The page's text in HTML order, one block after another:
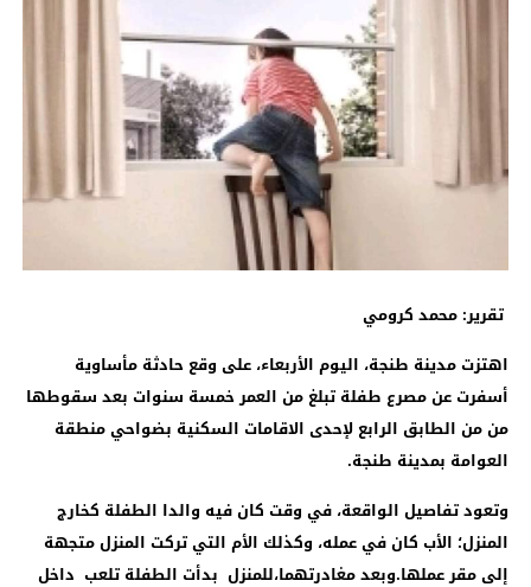
تقرير: محمد كرومي
اهتزت مدينة طنجة، اليوم الأربعاء، على وقع حادثة مأساوية
أسفرت عن مصرع طفلة تبلغ من العمر خمسة سنوات بعد سقوطها
من من الطابق الرابع لإحدى الاقامات السكنية بضواحي منطقة
العوامة بمدينة طنجة.
وتعود تفاصيل الواقعة، في وقت كان فيه والدا الطفلة كخارج
المنزل؛ الأب كان في عمله، وكذلك الأم التي تركت المنزل متجهة
إلى مقر عملها.وبعد مغادرتهما،للمنزل بدأت الطفلة تلعب داخل